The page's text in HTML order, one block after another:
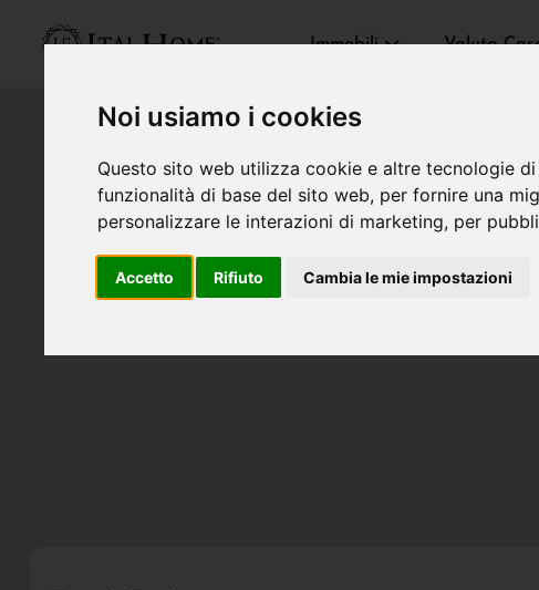
Noi usiamo i cookies
Questo sito web utilizza cookie e altre tecnologie
funzionalità di base del sito web, per fornire una
personalizzare le interazioni di marketing, per
Accetto Rifiuto Cambia le mie impostazioni
Immobili Valuta